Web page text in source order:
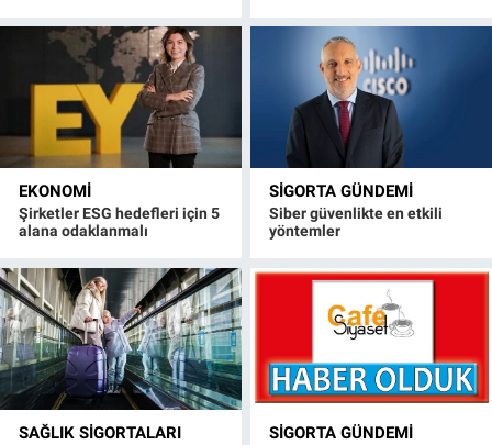
EKONOMI
Şirketler ESG hedefleri için 5
alana odaklanmalı
SIGORTA GÜNDEMI
Siber güvenlikte en etkili
yöntemler
SAĞLIK SIGORTALARI SIGORTA GÜNDEMI